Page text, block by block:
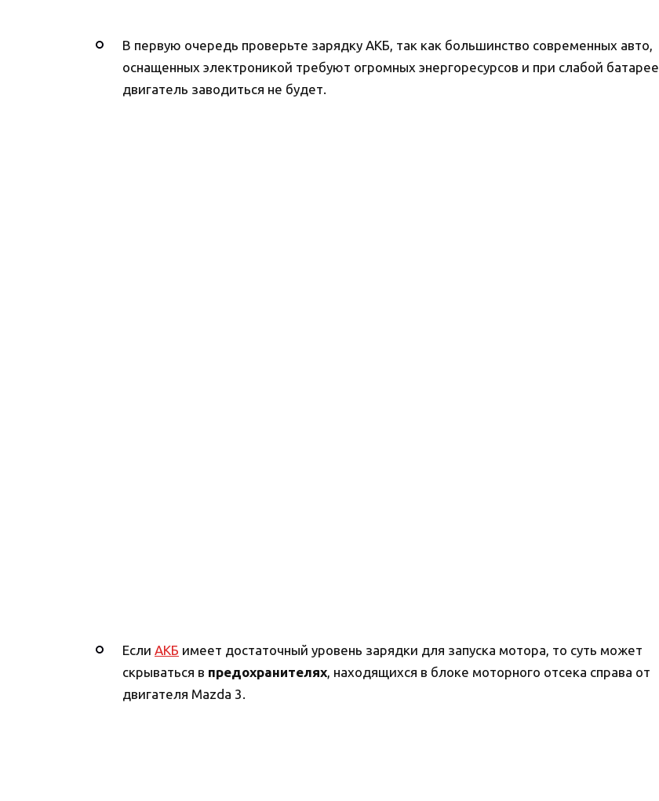
В первую очередь проверьте зарядку АКБ, так как большинство современных авто,
оснащенных электроникой требуют огромных энергоресурсов и при слабой батарее
двигатель заводиться не будет.
Если АКБ имеет достаточный уровень зарядки для запуска мотора, то суть может
скрываться в предохранителях , находящихся в блоке моторного отсека справа от
двигателя Mazda 3.